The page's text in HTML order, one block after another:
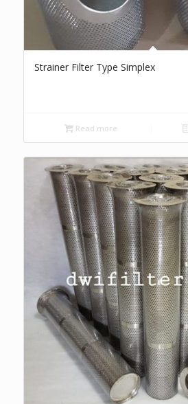
Strainer Filter Type Simplex
Read more